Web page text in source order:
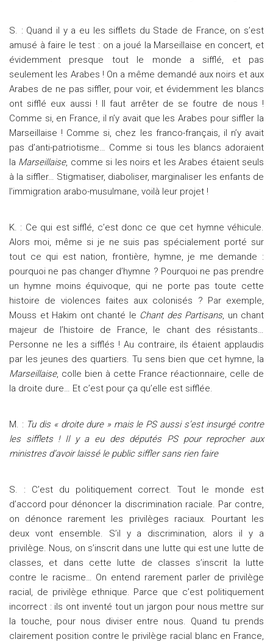
S. : Quand il y a eu les sifflets du Stade de France, on s’est
amusé à faire le test : on a joué la Marseillaise en concert, et
évidemment presque tout le monde a sifflé, et pas
seulement les Arabes ! On a même demandé aux noirs et aux
Arabes de ne pas siffler, pour voir, et évidemment les blancs
ont sifflé eux aussi ! Il faut arrêter de se foutre de nous !
Comme si, en France, il n’y avait que les Arabes pour siffler la
Marseillaise ! Comme si, chez les franco-français, il n’y avait
pas d’anti-patriotisme… Comme si tous les blancs adoraient
la Marseillaise, comme si les noirs et les Arabes étaient seuls
à la siffler… Stigmatiser, diaboliser, marginaliser les enfants de
l’immigration arabo-musulmane, voilà leur projet !
K. : Ce qui est sifflé, c’est donc ce que cet hymne véhicule.
Alors moi, même si je ne suis pas spécialement porté sur
tout ce qui est nation, frontière, hymne, je me demande :
pourquoi ne pas changer d’hymne ? Pourquoi ne pas prendre
un hymne moins équivoque, qui ne porte pas toute cette
histoire de violences faites aux colonisés ? Par exemple,
Mouss et Hakim ont chanté le Chant des Partisans, un chant
majeur de l’histoire de France, le chant des résistants…
Personne ne les a sifflés ! Au contraire, ils étaient applaudis
par les jeunes des quartiers. Tu sens bien que cet hymne, la
Marseillaise, colle bien à cette France réactionnaire, celle de
la droite dure… Et c’est pour ça qu’elle est sifflée.
M. : Tu dis « droite dure » mais le PS aussi s’est insurgé contre
les sifflets ! Il y a eu des députés PS pour reprocher aux
ministres d’avoir laissé le public siffler sans rien faire
S. : C’est du politiquement correct. Tout le monde est
d’accord pour dénoncer la discrimination raciale. Par contre,
on dénonce rarement les privilèges raciaux. Pourtant les
deux vont ensemble. S’il y a discrimination, alors il y a
privilège. Nous, on s’inscrit dans une lutte qui est une lutte de
classes, et dans cette lutte de classes s’inscrit la lutte
contre le racisme… On entend rarement parler de privilège
racial, de privilège ethnique. Parce que c’est politiquement
incorrect : ils ont inventé tout un jargon pour nous mettre sur
la touche, pour nous diviser entre nous. Quand tu prends
clairement position contre le privilège racial blanc en France,